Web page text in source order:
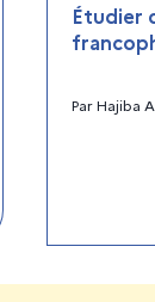
Étudier
ParHajiba